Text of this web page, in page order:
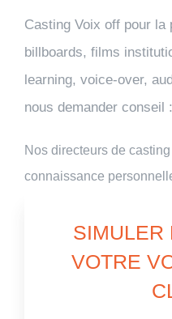
IN ENGLISH
Casting Voix off pour la
billboards, films
learning, voice-over,
nous demander conseil
Nos directeurs de
connaissance
radio et de la TV. Notre
de 100000 extraits de
SIMULER
VOTRE